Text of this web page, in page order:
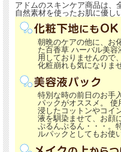
アドムのスキンケア商品は、
自然素材を使ったお肌に優し
朝晩のケアの他に、お
た百香草 ハーバル美
用しておりませんので
化粧崩れも気になりま
特別な時の前日のお手
パックがオススメ。 使
浸したコットンやコイ
液を馴染ませて、お顔
ぷるんぷるん・・・。
ルパックとしてもお使